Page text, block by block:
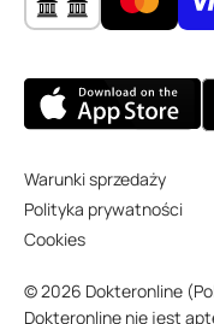
Warunki sprzedaży
Polityka prywatności
Cookies
© 2026 Dokteronline
Dokteronline nie jest